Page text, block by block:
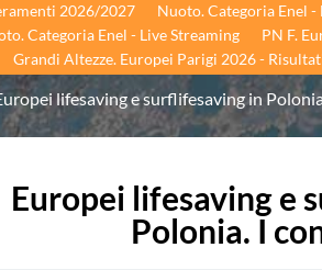
2026/2027
Nuoto. Categoria Enel
Categoria Enel - Live Streaming PN F.
Grandi Altezze. Europei Parigi 2026 -
lifesaving e surflifesaving in
Europei lifesaving e
Polonia. I